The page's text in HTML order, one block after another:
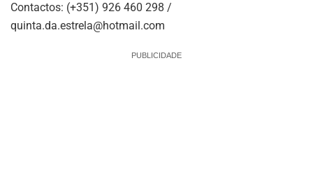
Contactos: (+351) 926 460 298 /
quinta.da.estrela@hotmail.com
PUBLICIDADE